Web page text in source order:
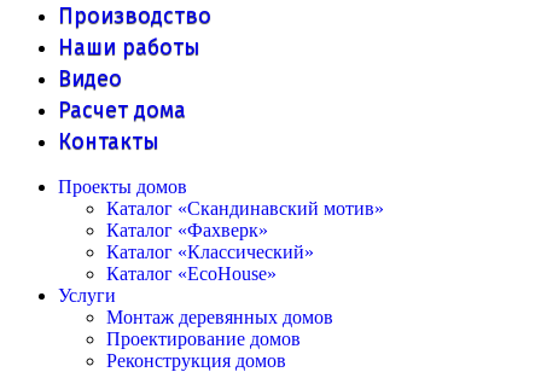
Производство
Наши работы
Видео
Расчет дома
Контакты
Проекты домов
Каталог «Скандинавский мотив»
Каталог «Фахверк»
Каталог «Классический»
Каталог «EcoHouse»
Услуги
Монтаж деревянных домов
Проектирование домов
Реконструкция домов